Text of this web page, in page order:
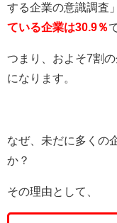
する企業の意識調査
ている企業は30.9％
つまり、およそ7割
になります。
なぜ、未だに多くの
か？
その理由として、